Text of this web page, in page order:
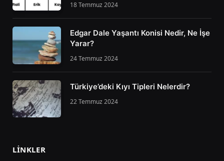
18 Temmuz 2024
Edgar Dale Yaşantı Konisi Nedir, Ne İşe
Yarar?
24 Temmuz 2024
Türkiye’deki Kıyı Tipleri Nelerdir?
22 Temmuz 2024
LINKLER